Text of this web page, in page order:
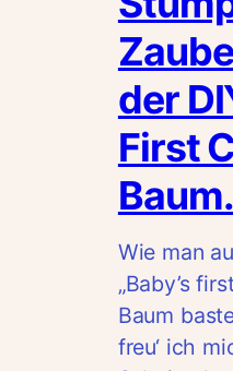
der
First
Baum.
Wie man
„Baby’s
Baum
freu‘ ich